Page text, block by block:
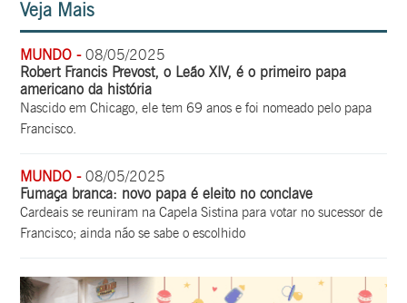
Veja Mais
MUNDO -08/05/2025
Robert Francis Prevost, o Leão XIV, é o primeiro papa
americano da história
Nascido em Chicago, ele tem 69 anos e foi nomeado pelo papa
Francisco.
MUNDO -08/05/2025
Fumaça branca: novo papa é eleito no conclave
Cardeais se reuniram na Capela Sistina para votar no sucessor de
Francisco; ainda não se sabe o escolhido